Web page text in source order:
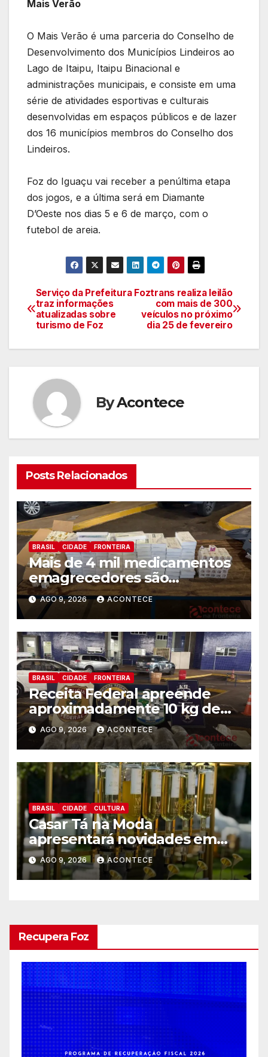
Mais Verão
O Mais Verão é uma parceria do Conselho de
Desenvolvimento dos Municípios Lindeiros ao
Lago de Itaipu, Itaipu Binacional e
administrações municipais, e consiste em uma
série de atividades esportivas e culturais
desenvolvidas em espaços públicos e de lazer
dos 16 municípios membros do Conselho dos
Lindeiros.
Foz do Iguaçu vai receber a penúltima etapa
dos jogos, e a última será em Diamante
D’Oeste nos dias 5 e 6 de março, com o
futebol de areia.
Navegação
de
artigos
Foztrans realiza leilão
com mais de 300
veículos no próximo
dia 25 de fevereiro
Serviço da Prefeitura
traz informações
atualizadas sobre
turismo de Foz
ByAcontece
Posts Relacionados
BRASIL CIDADE FRONTEIRA
Mais de 4 mil medicamentos
emagrecedores são
apreendidos pela Receita
Federal
AGO 9, 2026 ACONTECE
BRASIL CIDADE FRONTEIRA
Receita Federal apreende
aproximadamente 10 kg de
substância análoga ao
capulho
AGO 9, 2026 ACONTECE
BRASIL CIDADE CULTURA
Casar Tá na Moda
apresentará novidades em
entretenimento para
casamentos e festas de
debutantes
AGO 9, 2026 ACONTECE
Recupera Foz